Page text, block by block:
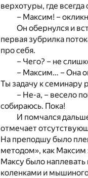
верхотуры, где всегда
– Максим! –
Он обернулся и
первая зубрилка
про себя.
– Чего? – не
– Максим… – Она
Ты задачу к семинару
– Не-а, – весело
собираюсь. Пока!
И помчался
отмечает
На преподшу было
методом», как Максим
Максу было наплевать
коленками и